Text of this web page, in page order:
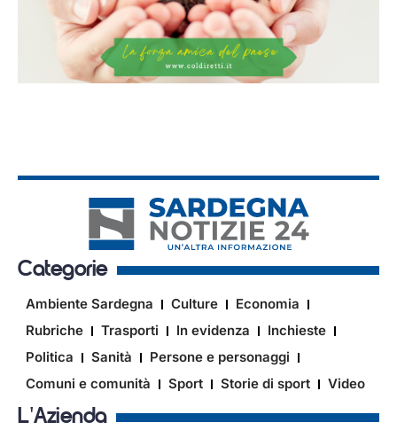
Categorie
Ambiente Sardegna Culture
Economia
Rubriche
Trasporti In evidenza
Inchieste
Politica
Sanità
Persone e personaggi
Comuni e comunità
Sport Storie di sport Video
L'Azienda